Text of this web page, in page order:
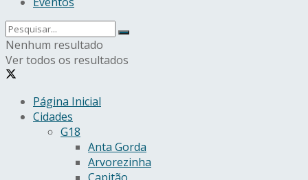
Nenhum resultado
Ver todos os resultados
Página Inicial
Cidades
G18
Anta Gorda
Arvorezinha